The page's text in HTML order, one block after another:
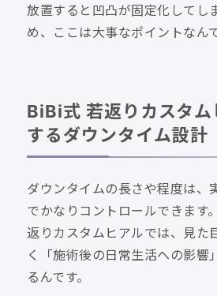
放置すると凹凸が固定化してし
め、ここは大事なポイントなんで
BiBi式 若返りカスタ
するダウンタイム設計
ダウンタイムの長さや程度は、
でかなりコントロールできます
返りカスタムヒアルでは、見た
く「施術後の日常生活への影響
るんです。